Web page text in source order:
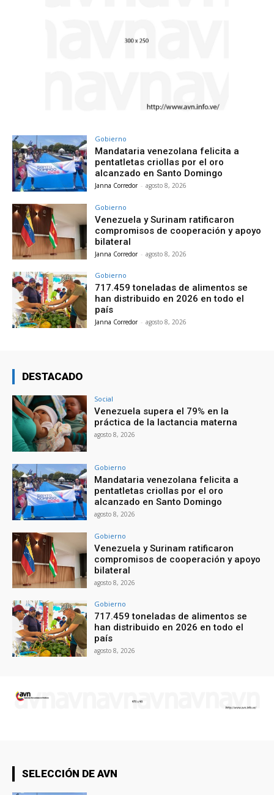
Gobierno
Mandataria venezolana felicita a
pentatletas criollas por el oro
alcanzado en Santo Domingo
Janna Corredor - agosto 8, 2026
Gobierno
Venezuela y Surinam ratificaron
compromisos de cooperación y apoyo
bilateral
Janna Corredor - agosto 8, 2026
Gobierno
717.459 toneladas de alimentos se
han distribuido en 2026 en todo el
país
Janna Corredor - agosto 8, 2026
DESTACADO
Social
Venezuela supera el 79% en la
práctica de la lactancia materna
agosto 8, 2026
Gobierno
Mandataria venezolana felicita a
pentatletas criollas por el oro
alcanzado en Santo Domingo
agosto 8, 2026
Gobierno
Venezuela y Surinam ratificaron
compromisos de cooperación y apoyo
bilateral
agosto 8, 2026
Gobierno
717.459 toneladas de alimentos se
han distribuido en 2026 en todo el
país
agosto 8, 2026
SELECCIÓN DE AVN